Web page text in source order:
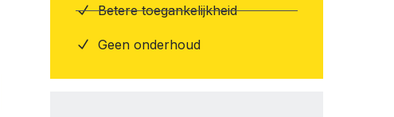
Betere toegankelijkheid
Geen onderhoud